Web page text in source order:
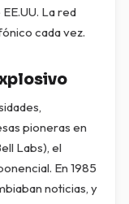
La red
cada vez.
pioneras en
Labs), el
En 1985
noticias, y